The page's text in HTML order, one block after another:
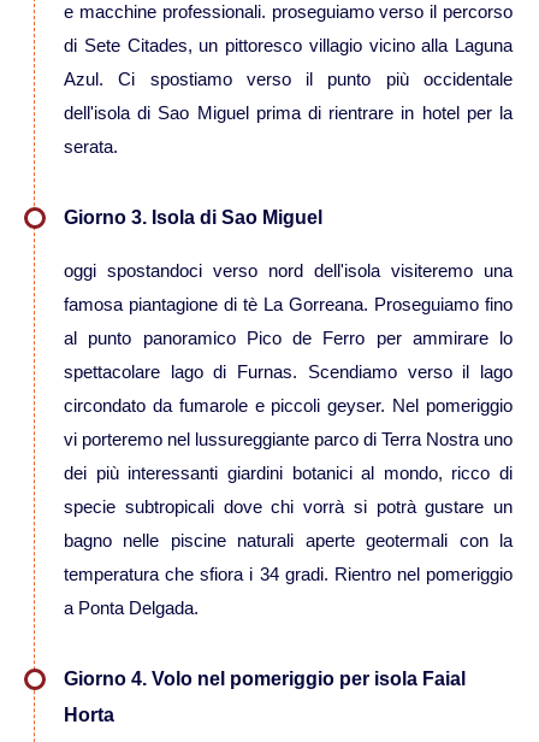
Viaggi in Sudafrica
Viaggi in Tanzania
Viaggi in Corea del Sud
Viaggi in Filippine
Viaggi in Indonesia
Viaggi in Kazakistan
Viaggi in Kirghizistan
Viaggi in Maldive
Viaggi in Malesia
e macchine professionali. proseguiamo verso il percorso
di Sete Citades, un pittoresco villagio vicino alla Laguna
Azul. Ci spostiamo verso il punto più occidentale
dell'isola di Sao Miguel prima di rientrare in hotel per la
serata.
Giorno 3. Isola di Sao Miguel
oggi spostandoci verso nord dell'isola visiteremo una
famosa piantagione di tè La Gorreana. Proseguiamo fino
al punto panoramico Pico de Ferro per ammirare lo
spettacolare lago di Furnas. Scendiamo verso il lago
circondato da fumarole e piccoli geyser. Nel pomeriggio
vi porteremo nel lussureggiante parco di Terra Nostra uno
dei più interessanti giardini botanici al mondo, ricco di
specie subtropicali dove chi vorrà si potrà gustare un
bagno nelle piscine naturali aperte geotermali con la
temperatura che sfiora i 34 gradi. Rientro nel pomeriggio
a Ponta Delgada.
Giorno 4. Volo nel pomeriggio per isola Faial
Horta